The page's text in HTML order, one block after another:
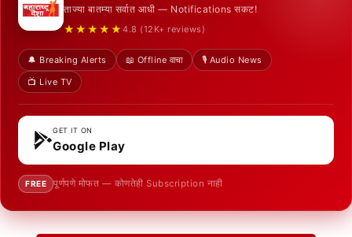
ताज्या बातम्या सर्वात आधी — Notifications सकट!
★★★★★ 4.8 (12K+ reviews)
🔔 Breaking Alerts 📖 Offline वाचा
🎙️ Audio News
📺 Live TV
GET IT ON
Google Play
FREE पूर्णपणे मोफत — कोणतेही Subscription नाही